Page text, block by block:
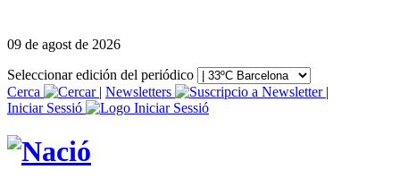
09 de agost de 2026
Seleccionar edición del periódico
Cerca
| Newsletters
|
Iniciar Sessió